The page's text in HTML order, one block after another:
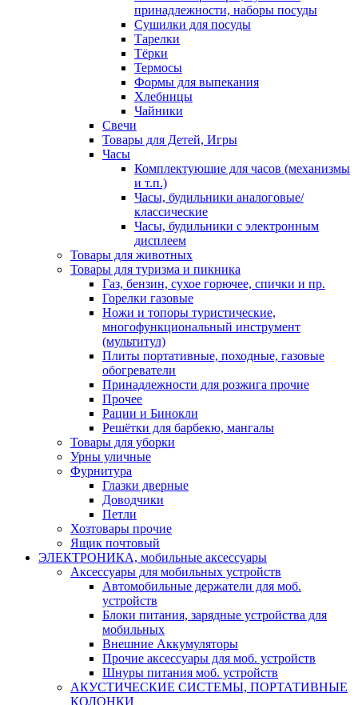
принадлежности, наборы посуды
Сушилки для посуды
Тарелки
Тёрки
Термосы
Формы для выпекания
Хлебницы
Чайники
Свечи
Товары для Детей, Игры
Часы
Комплектующие для часов (механизмы
и т.п.)
Часы, будильники аналоговые/
классические
Часы, будильники с электронным
дисплеем
Товары для животных
Товары для туризма и пикника
Газ, бензин, сухое горючее, спички и пр.
Горелки газовые
Ножи и топоры туристические,
многофункциональный инструмент
(мультитул)
Плиты портативные, походные, газовые
обогреватели
Принадлежности для розжига прочие
Прочее
Рации и Бинокли
Решётки для барбекю, мангалы
Товары для уборки
Урны уличные
Фурнитура
Глазки дверные
Доводчики
Петли
Хозтовары прочие
Ящик почтовый
ЭЛЕКТРОНИКА, мобильные аксессуары
Аксессуары для мобильных устройств
Автомобильные держатели для моб.
устройств
Блоки питания, зарядные устройства для
мобильных
Внешние Аккумуляторы
Прочие аксессуары для моб. устройств
Шнуры питания моб. устройств
АКУСТИЧЕСКИЕ СИСТЕМЫ, ПОРТАТИВНЫЕ
КОЛОНКИ